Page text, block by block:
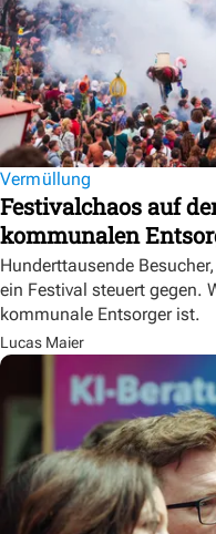
Vermüllung
Festivalchaos auf
kommunalen
Hunderttausende
ein Festival steuert gegen.
kommunale Entsorger ist.
Lucas Maier